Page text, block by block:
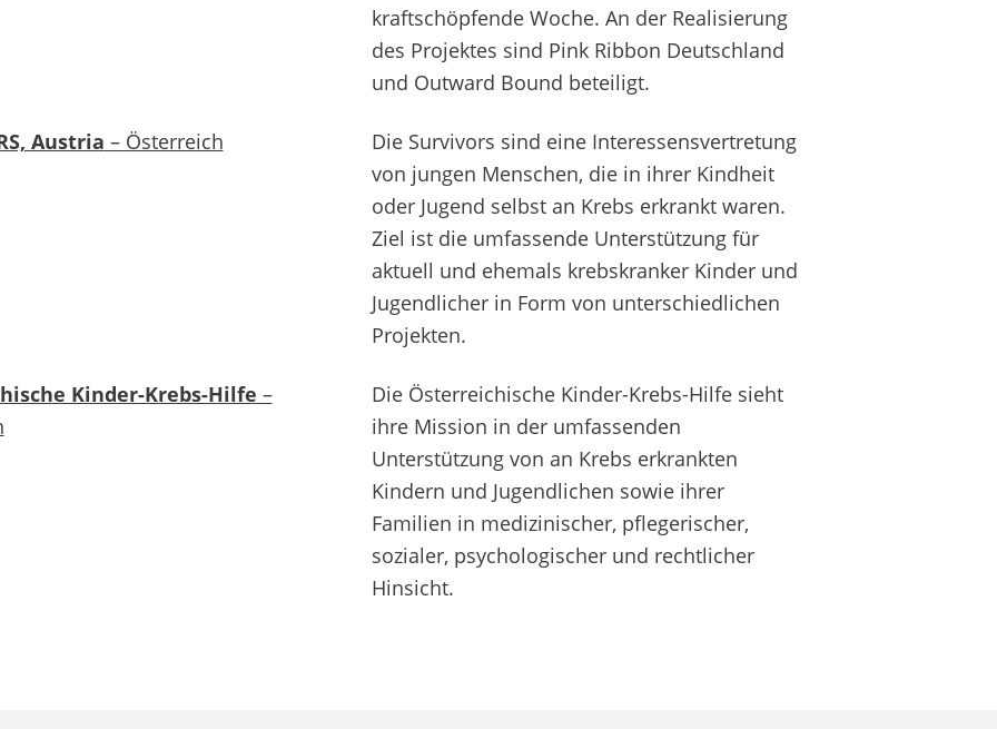
kraftschöpfende Woche. An der Realisierung
des Projektes sind Pink Ribbon Deutschland
und Outward Bound beteiligt.
Austria – Österreich
Die Survivors sind eine Interessensvertretung
von jungen Menschen, die in ihrer Kindheit
oder Jugend selbst an Krebs erkrankt waren.
Ziel ist die umfassende Unterstützung für
aktuell und ehemals krebskranker Kinder und
Jugendlicher in Form von unterschiedlichen
Projekten.
Kinder-Krebs-Hilfe –
Die Österreichische Kinder-Krebs-Hilfe sieht
ihre Mission in der umfassenden
Unterstützung von an Krebs erkrankten
Kindern und Jugendlichen sowie ihrer
Familien in medizinischer, pflegerischer,
sozialer, psychologischer und rechtlicher
Hinsicht.